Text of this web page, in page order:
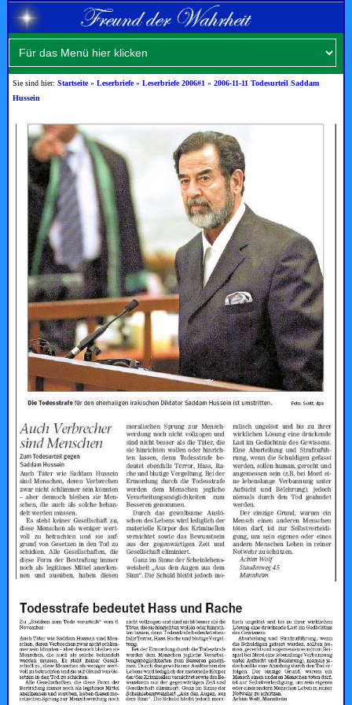
Sie sind hier:Startseite»Leserbriefe»Leserbriefe 2006#1 »2006-11-11 Todesurteil Saddam
Hussein